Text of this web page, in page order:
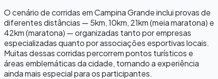
O cenário de corridas emCampina Grandeinclui provas de
diferentes distâncias — 5km, 10km, 21km (meia maratona) e
42km (maratona) — organizadas tanto por empresas
especializadas quanto por associações esportivas locais.
Muitas dessas corridas percorrem pontos turísticos e
áreas emblemáticas da cidade, tornando a experiência
ainda mais especial para os participantes.